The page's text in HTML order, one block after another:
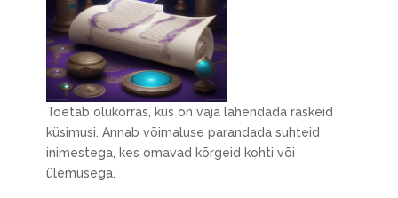
Toetab olukorras, kus on vaja lahendada raskeid
küsimusi. Annab võimaluse parandada suhteid
inimestega, kes omavad kõrgeid kohti või
ülemusega.